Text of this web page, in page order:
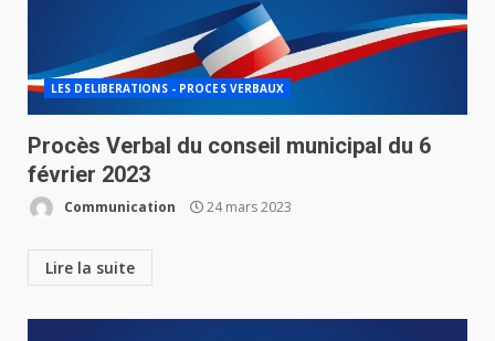
LES DELIBERATIONS - PROCES VERBAUX
Procès Verbal du conseil municipal du 6
février 2023
Communication 24 mars 2023
Lire la suite